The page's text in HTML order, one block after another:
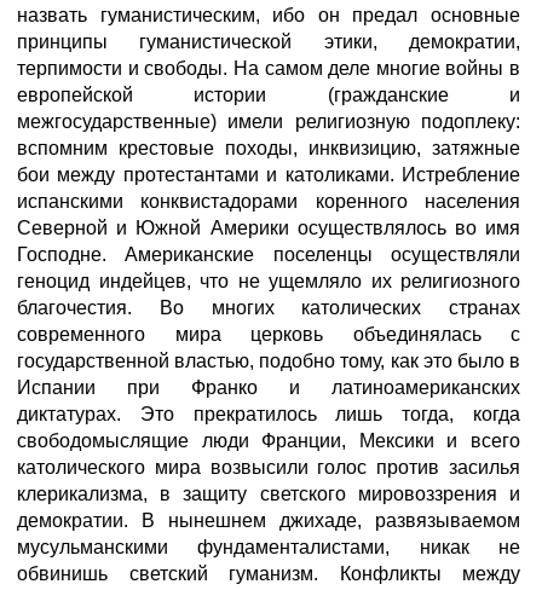
назвать гуманистическим, ибо он предал основные
принципы гуманистической этики, демократии,
терпимости и свободы. На самом деле многие войны в
европейской истории (гражданские и
межгосударственные) имели религиозную подоплеку:
вспомним крестовые походы, инквизицию, затяжные
бои между протестантами и католиками. Истребление
испанскими конквистадорами коренного населения
Северной и Южной Америки осуществлялось во имя
Господне. Американские поселенцы осуществляли
геноцид индейцев, что не ущемляло их религиозного
благочестия. Во многих католических странах
современного мира церковь объединялась с
государственной властью, подобно тому, как это было в
Испании при Франко и латиноамериканских
диктатурах. Это прекратилось лишь тогда, когда
свободомыслящие люди Франции, Мексики и всего
католического мира возвысили голос против засилья
клерикализма, в защиту светского мировоззрения и
демократии. В нынешнем джихаде, развязываемом
мусульманскими фундаменталистами, никак не
обвинишь светский гуманизм. Конфликты между